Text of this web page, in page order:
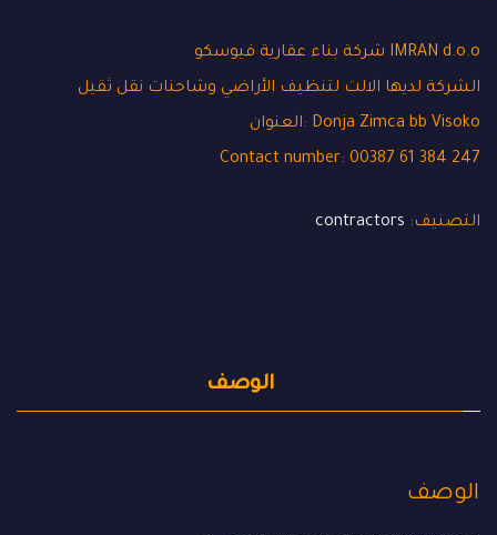
شركة بناء عقارية فيوسكو IMRAN d.o.o
الشركة لديها الالت لتنظيف الأراضي وشاحنات نقل ثقيل
العنوان: Donja Zimca bb Visoko
Contact number: 00387 61 384 247
التصنيف: contractors
الوصف
الوصف